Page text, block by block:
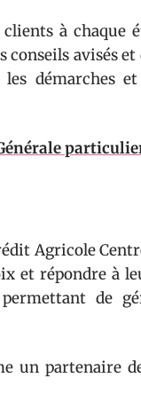
à chaque
conseils avisés
démarches et
Agricole
et répondre à
de
un partenaire